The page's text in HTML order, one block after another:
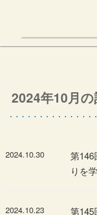
2024年10月
2024.10.30
第
りを
2024.10.23
第